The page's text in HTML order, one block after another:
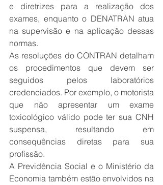
e diretrizes para a realização dos
exames, enquanto o DENATRAN atua
na supervisão e na aplicação dessas
normas.
As resoluções do CONTRAN detalham
os procedimentos que devem ser
seguidos pelos laboratórios
credenciados. Por exemplo, o motorista
que não apresentar um exame
toxicológico válido pode ter sua CNH
suspensa, resultando em
consequências diretas para sua
profissão.
A Previdência Social e o Ministério da
Economia também estão envolvidos na